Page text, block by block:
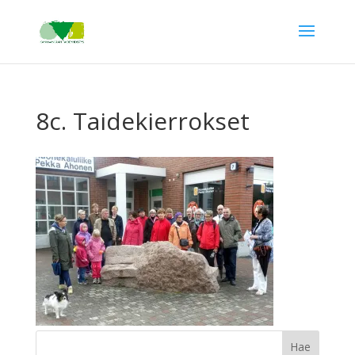
8c. Taidekierrokset